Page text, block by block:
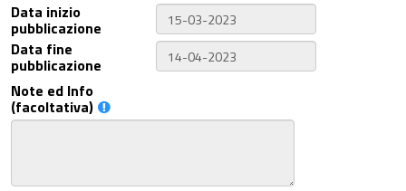
Data inizio
pubblicazione
Data fine
pubblicazione
Note ed Info
(facoltativa)